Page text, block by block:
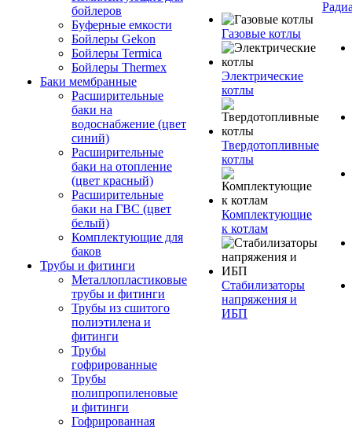
бойлеров
Буферные емкости
Бойлеры Gekon
Бойлеры Termica
Бойлеры Thermex
Баки мембранные
Расширительные
баки на
водоснабжение (цвет
синий)
Расширительные
баки на отопление
(цвет красный)
Расширительные
баки на ГВС (цвет
белый)
Комплектующие для
баков
Трубы и фитинги
Металлопластиковые
трубы и фитинги
Трубы из сшитого
полиэтилена и
фитинги
Трубы
гофрированные
Трубы
полипропиленовые
и фитинги
Гофрированная
Газовые котлы
Электрические
котлы
Твердотопливные
котлы
Комплектующие
к котлам
Стабилизаторы
напряжения и
ИБП